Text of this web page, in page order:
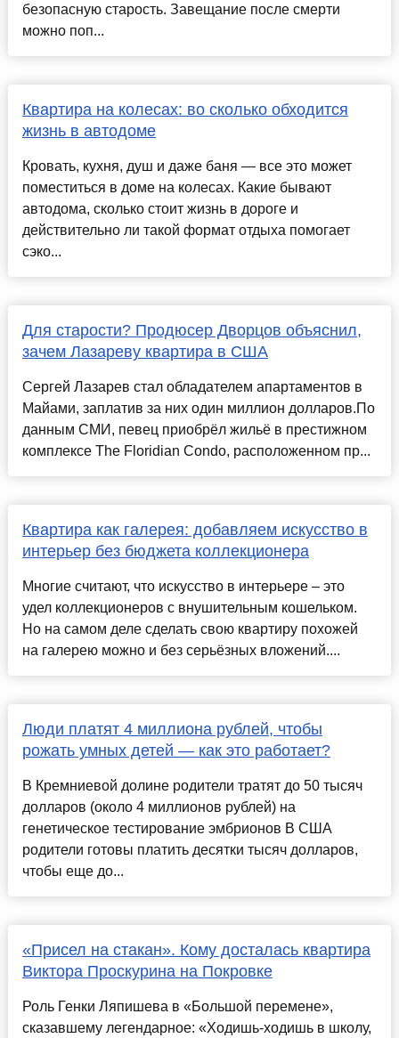
безопасную старость. Завещание после смерти
можно поп...
Квартира на колесах: во сколько обходится
жизнь в автодоме
Кровать, кухня, душ и даже баня — все это может
поместиться в доме на колесах. Какие бывают
автодома, сколько стоит жизнь в дороге и
действительно ли такой формат отдыха помогает
сэко...
Для старости? Продюсер Дворцов объяснил,
зачем Лазареву квартира в США
Сергей Лазарев стал обладателем апартаментов в
Майами, заплатив за них один миллион долларов.По
данным СМИ, певец приобрёл жильё в престижном
комплексе The Floridian Condo, расположенном пр...
Квартира как галерея: добавляем искусство в
интерьер без бюджета коллекционера
Многие считают, что искусство в интерьере – это
удел коллекционеров с внушительным кошельком.
Но на самом деле сделать свою квартиру похожей
на галерею можно и без серьёзных вложений....
Люди платят 4 миллиона рублей, чтобы
рожать умных детей — как это работает?
В Кремниевой долине родители тратят до 50 тысяч
долларов (около 4 миллионов рублей) на
генетическое тестирование эмбрионов В США
родители готовы платить десятки тысяч долларов,
чтобы еще до...
«Присел на стакан». Кому досталась квартира
Виктора Проскурина на Покровке
Роль Генки Ляпишева в «Большой перемене»,
сказавшему легендарное: «Ходишь-ходишь в школу,